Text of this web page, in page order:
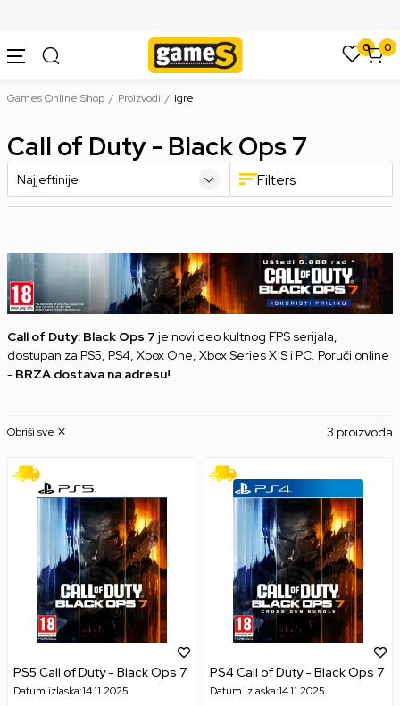
0 0
Games Online Shop Proizvodi Igre
Call of Duty - Black Ops 7
Filters
Call of Duty: Black Ops 7 je novi deo kultnog FPS serijala,
dostupan za PS5, PS4, Xbox One, Xbox Series X|S i PC. Poruči online
- BRZA dostava na adresu!
3 proizvoda
Obriši sve
PS5 Call of Duty - Black Ops 7
Datum izlaska:14.11.2025
PS4 Call of Duty - Black Ops 7
Datum izlaska:14.11.2025